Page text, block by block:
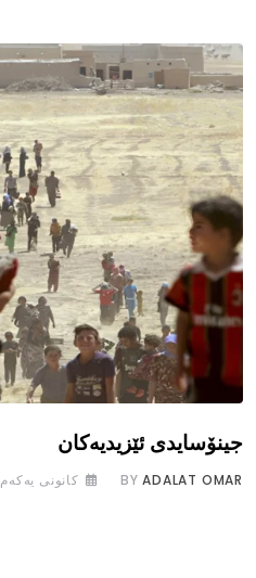
جینۆسایدی ئێزیدیەکان
BYADALAT OMAR كانونی یه‌كه‌م 22, 2014